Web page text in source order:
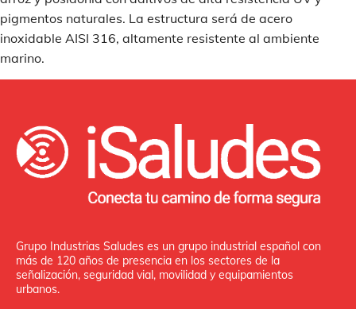
pigmentos naturales. La estructura será de acero
inoxidable AISI 316, altamente resistente al ambiente
marino.
Grupo Industrias Saludes es un grupo industrial español con
más de 120 años de presencia en los sectores de la
señalización, seguridad vial, movilidad y equipamientos
urbanos.